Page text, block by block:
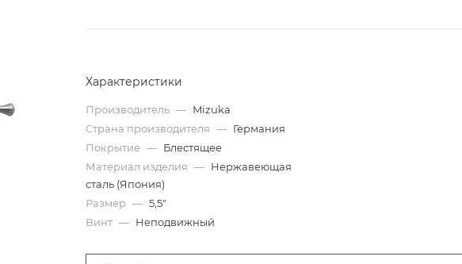
Характеристики
Производитель — Mizuka
Страна производителя — Германия
Покрытие — Блестящее
Материал изделия — Нержавеющая
сталь (Япония)
Размер — 5,5"
Винт — Неподвижный